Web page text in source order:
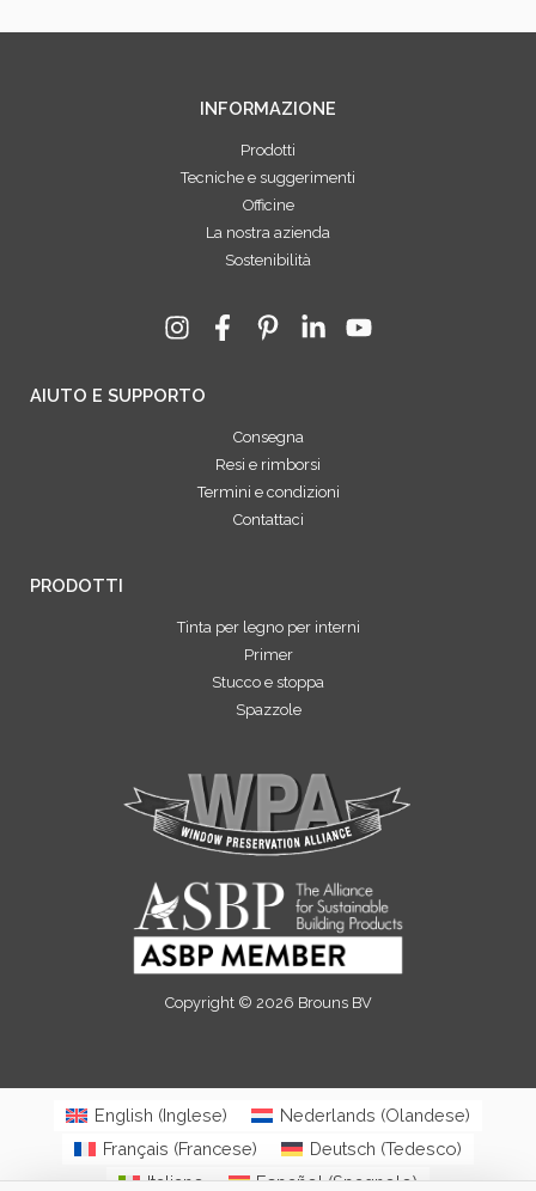
INFORMAZIONE
Prodotti
Tecniche e suggerimenti
Officine
La nostra azienda
Sostenibilità
AIUTO E SUPPORTO
Consegna
Resi e rimborsi
Termini e condizioni
Contattaci
PRODOTTI
Tinta per legno per interni
Primer
Stucco e stoppa
Spazzole
Copyright © 2026 Brouns BV
English (Inglese) Nederlands (Olandese)
Français (Francese) Deutsch (Tedesco)
Italiano
Español(Spagnolo)